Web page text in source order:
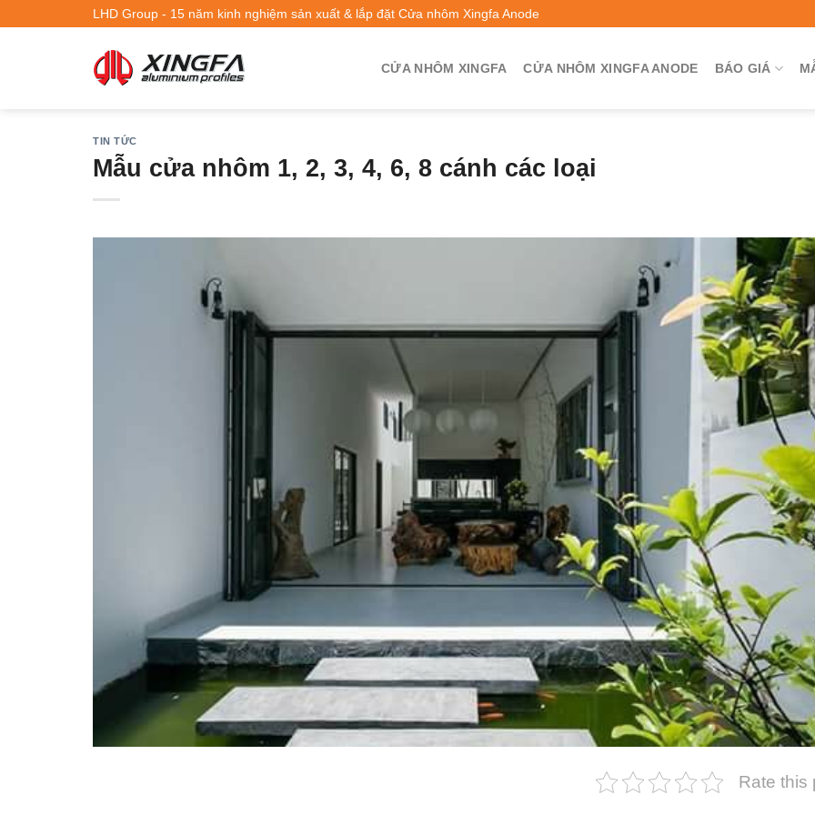
LHD Group - 15 năm kinh nghiệm sản xuất & lắp đặt Cửa nhôm Xingfa Anode
CỬA NHÔM XINGFA CỬA NHÔM XINGFA ANODE BÁO GIÁ
TIN TỨC
Mẫu cửa nhôm 1, 2, 3, 4, 6, 8 cánh các loại
Rate this